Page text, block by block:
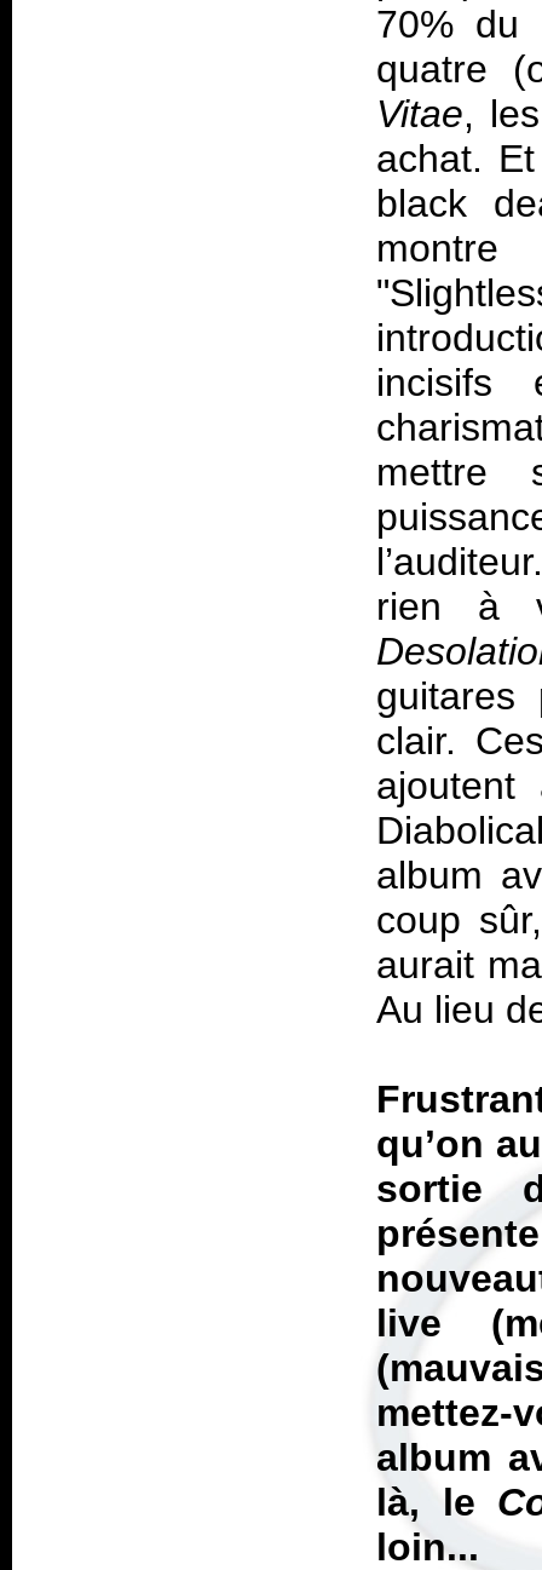
70% du
quatre
Vitae,
achat.
black
incisifs
mettre
rien à
guitares
clair.
album
coup
aurait
Au lieu
qu’on
sortie
live
mettez-
album
là, le
loin...